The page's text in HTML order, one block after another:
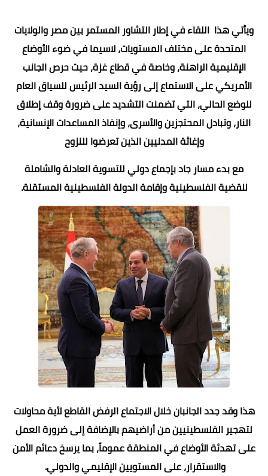
ويأتي هذا اللقاء في إطار التشاور المستمر بين مصر والولايات
المتحدة على مختلف المستويات، لاسيما في ضوء الأوضاع
الإقليمية الراهنة، وخاصة في قطاع غزة، حيث حرص الجانب
الأمريكي على الاستماع إلى رؤية السيد الرئيس للسياق العام
للوضع الحالي، التي تضمنت التشديد على ضرورة وقف إطلاق
النار، وتبادل المحتجزين والأسرى، وإنفاذ المساعدات الإنسانية،
وإغاثة المدنيين الذين تعرضوا للنزوح
مع بدء مسار جاد بإجماع دولي للتسوية العادلة والشاملة
للقضية الفلسطينية وإقامة الدولة الفلسطينية المستقلة.
هذا وقد جدد الجانبان خلال الاجتماع الرفض القاطع لأية محاولات
لتهجير الفلسطينيين من أراضيهم بالإضافة إلى ضرورة العمل
على تهدئة الأوضاع في المنطقة عموماً، بما يرسخ دعائم الأمن
والاستقرار، على المستويين الإقليمي والدولي.